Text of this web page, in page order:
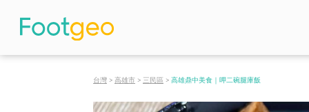
台灣 > 高雄市 > 三民區 > 高雄鼎中美食｜呷二碗腿庫飯